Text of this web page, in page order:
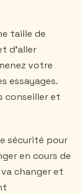
taille de
d'aller
votre
essayages.
conseiller et
sécurité pour
en cours de
changer et